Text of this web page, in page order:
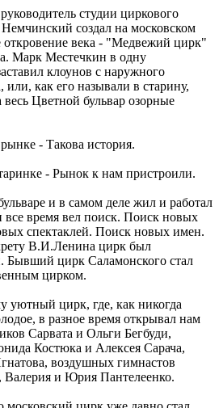
студии циркового
Немчинский создал на московском
века - "Медвежий цирк"
Марк Местечкин в одну
клоунов с наружного
или, как его называли в старину,
весь Цветной бульвар озорные
- Такова история.
- Рынок к нам пристроили.
и в самом деле жил и работал
все время вел поиск. Поиск новых
спектаклей. Поиск новых имен.
В.И.Ленина цирк был
Бывший цирк Саламонского стал
цирком.
уютный цирк, где, как никогда
в разное время открывал нам
Сарвата и Ольги Бегбуди,
Костюка и Алексея Сарача,
воздушных гимнастов
Валерия и Юрия Пантелеенко.